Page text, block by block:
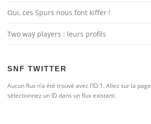
Oui, ces Spurs nous font kiffer !
Two way players : leurs profils
SNF TWITTER
Aucun flux n’a été trouvé avec l’ID 1. Allez sur la page
sélectionnez un ID dans un flux existant.